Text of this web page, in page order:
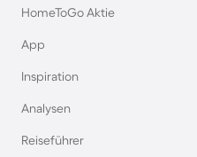
HomeToGo Aktie
App
Inspiration
Analysen
Reiseführer